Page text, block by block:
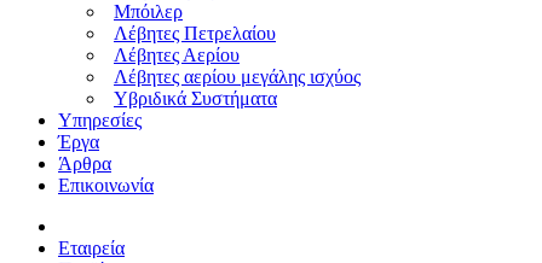
Μπόιλερ
Λέβητες Πετρελαίου
Λέβητες Αερίου
Λέβητες αερίου μεγάλης ισχύος
Υβριδικά Συστήματα
Υπηρεσίες
Έργα
Άρθρα
Επικοινωνία
Εταιρεία